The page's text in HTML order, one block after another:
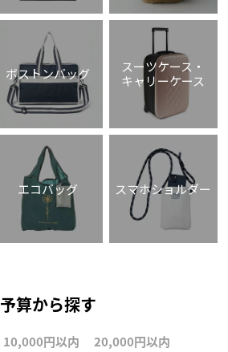
ボストンバッグ
スーツケース・
キャリーケース
エコバッグ スマホショルダー
予算から探す
10,000円以内 20,000円以内